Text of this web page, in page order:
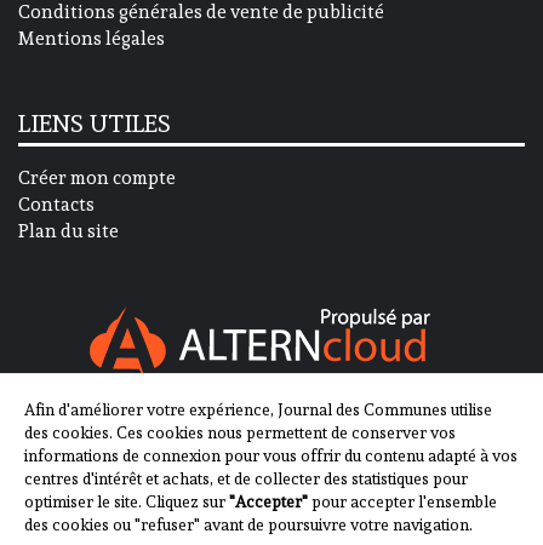
Conditions générales de vente de publicité
Mentions légales
LIENS UTILES
Créer mon compte
Contacts
Plan du site
SUIVEZ-NOUS SUR
Afin d'améliorer votre expérience, Journal des Communes utilise
des cookies. Ces cookies nous permettent de conserver vos
informations de connexion pour vous offrir du contenu adapté à vos
centres d'intérêt et achats, et de collecter des statistiques pour
optimiser le site. Cliquez sur"Accepter"pour accepter l'ensemble
des cookies ou "refuser" avant de poursuivre votre navigation.